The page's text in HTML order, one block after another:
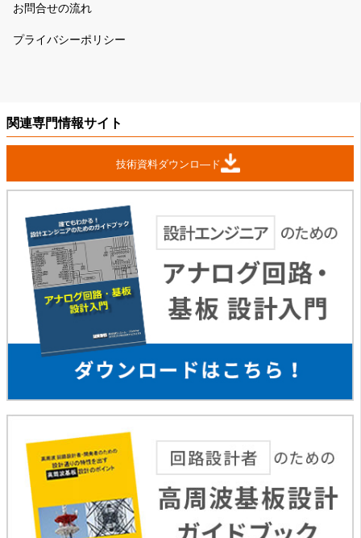
お問合せの流れ
プライバシーポリシー
関連専門情報サイト
技術資料ダウンロ―ド